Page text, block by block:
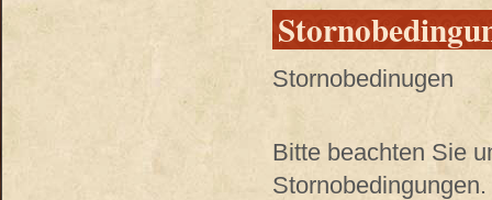
Stornobedinugen
Bitte beachten Sie